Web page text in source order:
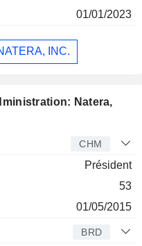
01/01/2023
INC.
Natera,
CHM
Président
53
01/05/2015
BRD